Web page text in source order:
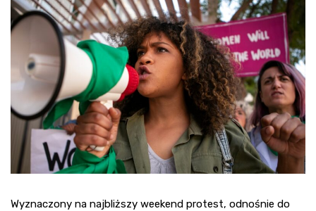
Wyznaczony na najbliższy weekend protest, odnośnie do